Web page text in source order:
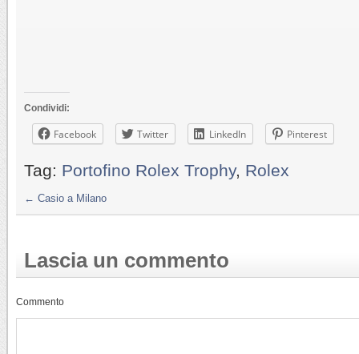
Condividi:
Facebook Twitter LinkedIn Pinterest
Tag: Portofino Rolex Trophy, Rolex
← Casio a Milano
Lascia un commento
Commento